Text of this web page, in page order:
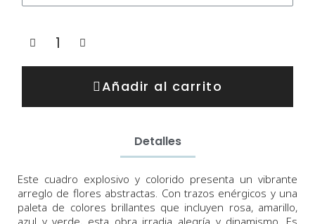
Añadir al carrito
Detalles
Este cuadro explosivo y colorido presenta un vibrante
arreglo de flores abstractas. Con trazos enérgicos y una
paleta de colores brillantes que incluyen rosa, amarillo,
azul y verde, esta obra irradia alegría y dinamismo. Es